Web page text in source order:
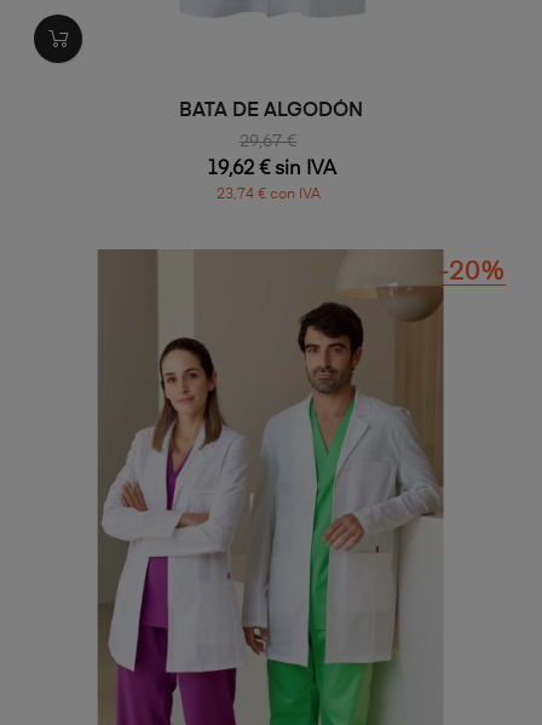
BATA DE ALGODÓN
29,67 €
19,62 € sin IVA
23,74 € con IVA
-20%